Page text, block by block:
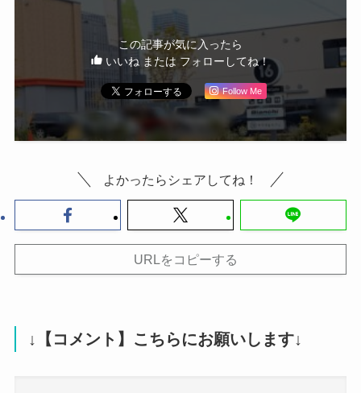
この記事が気に入ったら
いいね または フォローしてね！
Follow Me
よかったらシェアしてね！
URLをコピーする
↓【コメント】こちらにお願いします↓